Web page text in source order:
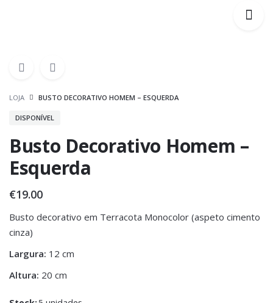
LOJA BUSTO DECORATIVO HOMEM – ESQUERDA
DISPONÍVEL
Busto Decorativo Homem –
Esquerda
€19.00
Busto decorativo em Terracota Monocolor (aspeto cimento
cinza)
Largura: 12 cm
Altura: 20 cm